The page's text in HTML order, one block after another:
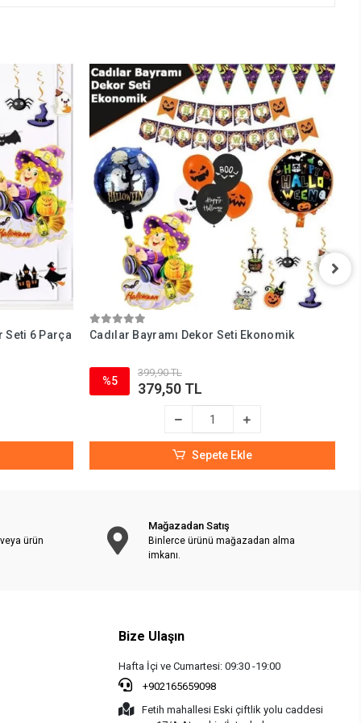
Seti 6 Parça Cadılar Bayramı Dekor Seti Ekonomik
%5
399,90 TL
379,50 TL
Sepete Ekle
ürün
Mağazadan Satış
Binlerce ürünü mağazadan alma
imkanı.
Bize Ulaşın
Hafta İçi ve Cumartesi: 09:30 -19:00
+902165659098
Fetih mahallesi Eski çiftlik yolu caddesi